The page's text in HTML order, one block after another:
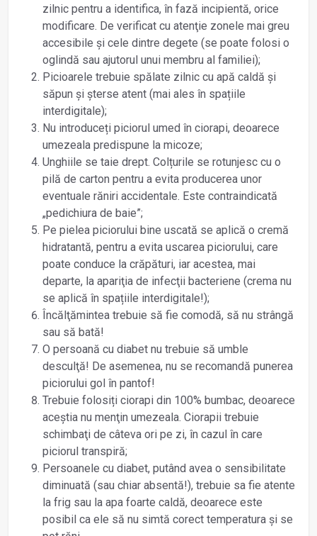
zilnic pentru a identifica, în fază incipientă, orice
modificare. De verificat cu atenţie zonele mai greu
accesibile şi cele dintre degete (se poate folosi o
oglindă sau ajutorul unui membru al familiei);
Picioarele trebuie spălate zilnic cu apă caldă şi
săpun și șterse atent (mai ales în spațiile
interdigitale);
Nu introduceți piciorul umed în ciorapi, deoarece
umezeala predispune la micoze;
Unghiile se taie drept. Colțurile se rotunjesc cu o
pilă de carton pentru a evita producerea unor
eventuale răniri accidentale. Este contraindicată
„pedichiura de baie”;
Pe pielea piciorului bine uscată se aplică o cremă
hidratantă, pentru a evita uscarea piciorului, care
poate conduce la crăpături, iar acestea, mai
departe, la apariţia de infecţii bacteriene (crema nu
se aplică în spațiile interdigitale!);
Încălţămintea trebuie să fie comodă, să nu strângă
sau să bată!
O persoană cu diabet nu trebuie să umble
desculţă! De asemenea, nu se recomandă punerea
piciorului gol în pantof!
Trebuie folosiți ciorapi din 100% bumbac, deoarece
aceştia nu menţin umezeala. Ciorapii trebuie
schimbaţi de câteva ori pe zi, în cazul în care
piciorul transpiră;
Persoanele cu diabet, putând avea o sensibilitate
diminuată (sau chiar absentă!), trebuie sa fie atente
la frig sau la apa foarte caldă, deoarece este
posibil ca ele să nu simtă corect temperatura şi se